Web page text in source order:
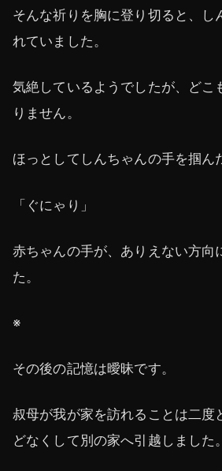
そんな祈りを胸に登り切ると、し
れていました。
気絶しているようでしたが、どこ
りません。
ほっとしてしんちゃんの手を掴
「ぐにゃり」
赤ちゃんの手が、ありえない方向
た。
※
その後の記憶は曖昧です。
叔母が我が家を訪れることは二度
どなくして別の家へ引越しました。